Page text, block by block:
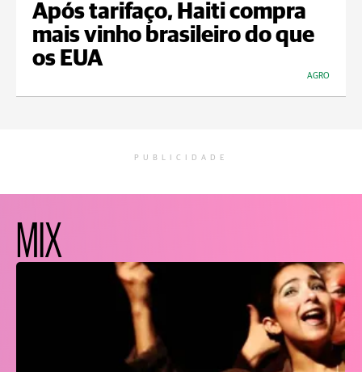
Após tarifaço, Haiti compra
mais vinho brasileiro do que
os EUA
AGRO
PUBLICIDADE
MIX